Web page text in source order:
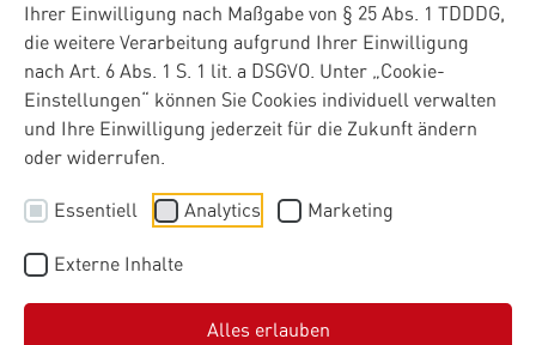
Ihrer Einwilligung nach Maßgabe von § 25 Abs. 1 TDDDG,
die weitere Verarbeitung aufgrund Ihrer Einwilligung
nach Art. 6 Abs. 1 S. 1 lit. a DSGVO. Unter „Cookie-
Einstellungen“ können Sie Cookies individuell verwalten
und Ihre Einwilligung jederzeit für die Zukunft ändern
oder widerrufen.
Essentiell Analytics Marketing
Externe Inhalte
Alles erlauben